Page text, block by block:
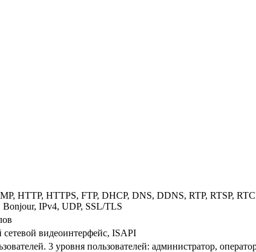
HTTP, HTTPS, FTP, DHCP, DNS, DDNS, RTP, RTSP,
Bonjour, IPv4, UDP, SSL/TLS
видеоинтерфейс, ISAPI
3 уровня пользователей: администратор,